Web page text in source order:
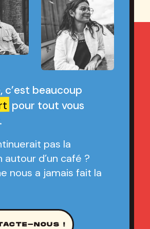
c’est beaucoup
pour tout vous
pas la
autour d’un café ?
nous a jamais fait la
NOUS !